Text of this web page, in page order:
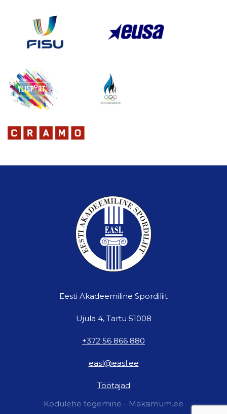
Eesti Akadeemiline Spordiliit
Ujula 4, Tartu 51008
+372 56 866 880
easl@easl.ee
Töötajad
Kodulehe tegemine - Maksimum.ee